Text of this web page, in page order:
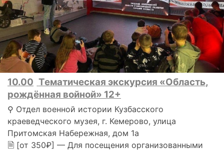
10.00 Тематическая экскурсия «Область,
рождённая войной» 12+
⚲ Отдел военной истории Кузбасского
краеведческого музея, г. Кемерово, улица
Притомская Набережная, дом 1а
🗎 [от 350₽] — Для посещения организованными